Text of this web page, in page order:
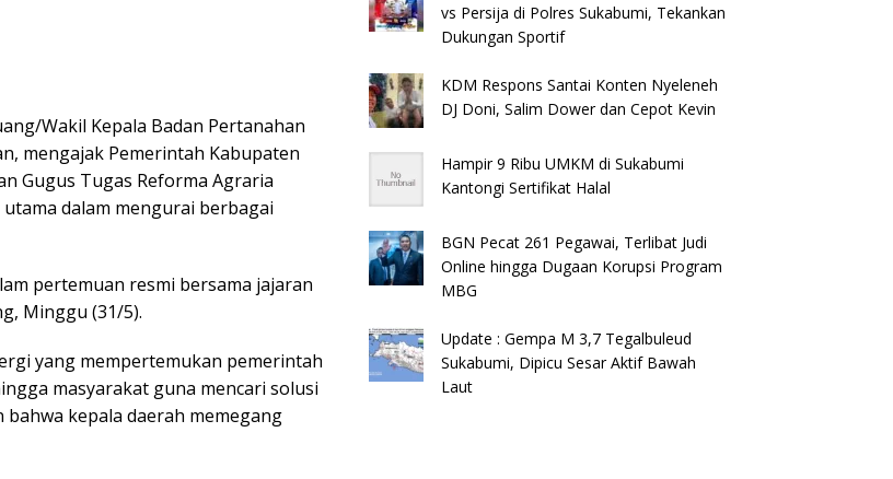
Wakil Kepala Badan Pertanahan
mengajak Pemerintah Kabupaten
Gugus Tugas Reforma Agraria
dalam mengurai berbagai
pertemuan resmi bersama jajaran
Minggu (31/5).
yang mempertemukan pemerintah
masyarakat guna mencari solusi
kepala daerah memegang
vs Persija di Polres Sukabumi, Tekankan
Dukungan Sportif
KDM Respons Santai Konten Nyeleneh
DJ Doni, Salim Dower dan Cepot Kevin
Hampir 9 Ribu UMKM di Sukabumi
Kantongi Sertifikat Halal
BGN Pecat 261 Pegawai, Terlibat Judi
Online hingga Dugaan Korupsi Program
MBG
Update : Gempa M 3,7 Tegalbuleud
Sukabumi, Dipicu Sesar Aktif Bawah
Laut